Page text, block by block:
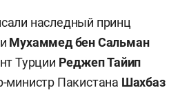
наследный принц
Мухаммед бен Сальман
Турции РеджепТайип
министр Пакистана Шахбаз